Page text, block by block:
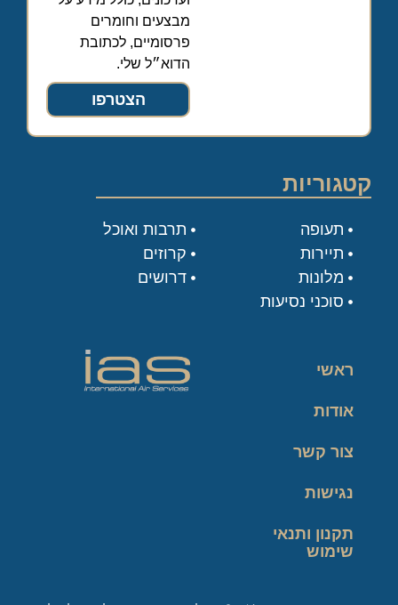
מבצעים וחומרים
פרסומיים, לכתובת
הדוא״ל שלי.
הצטרפו
קטגוריות
תעופה
תיירות
מלונות
סוכני נסיעות
תרבות ואוכל
קרוזים
דרושים
ראשי
אודות
צור קשר
נגישות
תקנון ותנאי
שימוש